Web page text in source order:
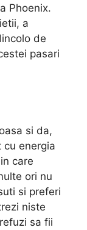
Phoenix.
a
de
pasari
si da,
cu energia
care
ori nu
si preferi
niste
sa fii